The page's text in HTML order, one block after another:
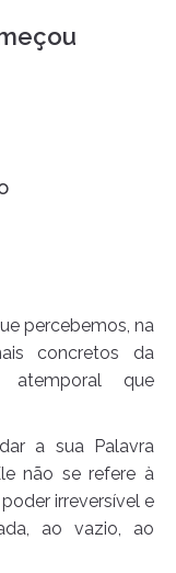
percebemos, na
concretos da
atemporal que
a sua Palavra
não se refere à
irreversível e
ao vazio, ao